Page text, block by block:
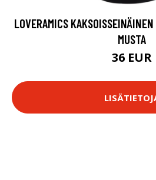
LOVERAMICS
MUSTA
36 EUR